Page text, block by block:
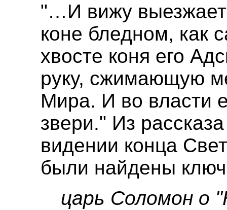
"…И вижу выезжает
коне бледном, как
хвосте коня его
руку, сжимающую
Мира. И во власти
звери." Из
видении конца
были найдены
царь Соломон о